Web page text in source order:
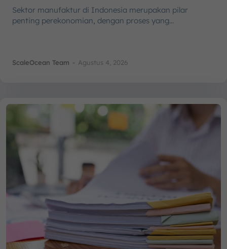
Sektor manufaktur di Indonesia merupakan pilar
penting perekonomian, dengan proses yang...
ScaleOcean Team - Agustus 4, 2026